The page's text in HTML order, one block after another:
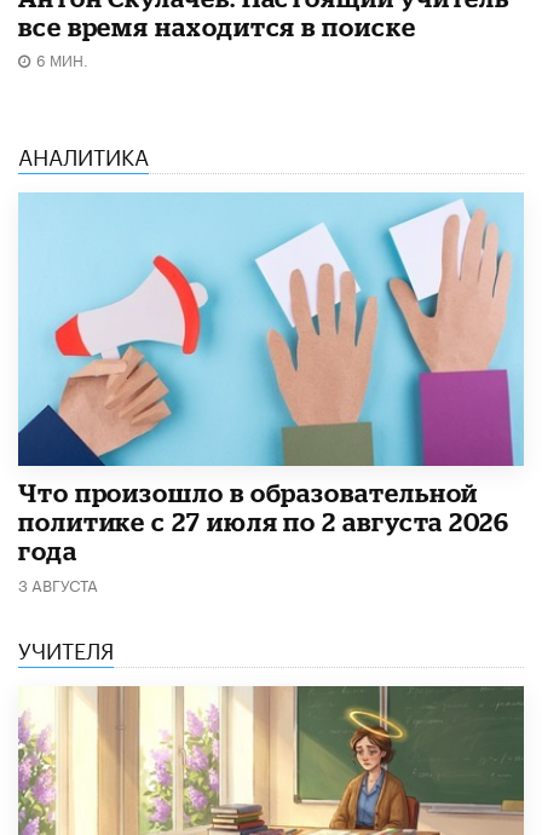
все время находится в поиске
6 МИН.
АНАЛИТИКА
​Что произошло в образовательной
политике с 27 июля по 2 августа 2026
года
3 АВГУСТА
УЧИТЕЛЯ